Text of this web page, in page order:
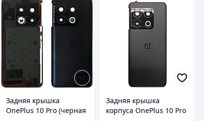
Задняя крышка
OnePlus 10 Pro (черная
Задняя крышка
корпуса OnePlus 10 Pro